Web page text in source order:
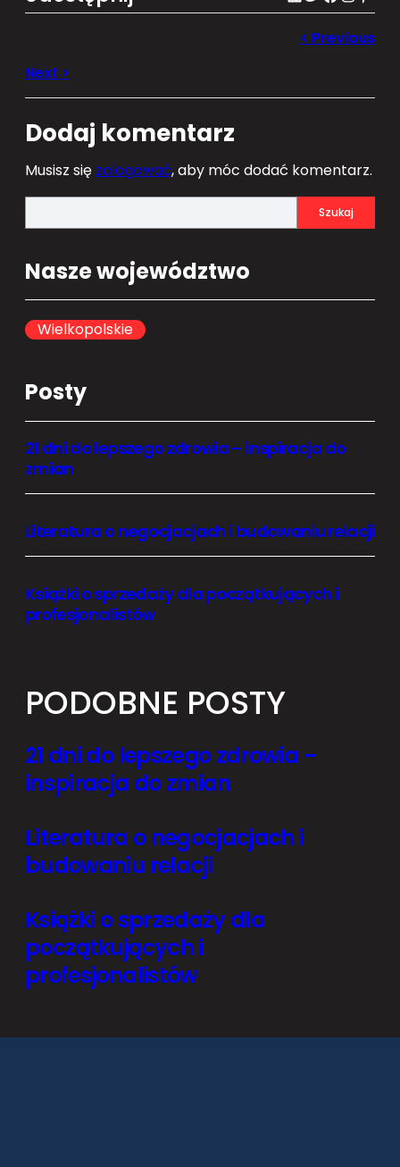
Dodaj komentarz
Musisz się zalogować, aby móc dodać komentarz.
e
r
c
h
Szukaj
Nasze województwo
Wielkopolskie
Posty
21 dni do lepszego zdrowia – inspiracja do
zmian
Literatura o negocjacjach i budowaniu relacji
Książki o sprzedaży dla początkujących i
profesjonalistów
PODOBNE POSTY
21 dni do lepszego zdrowia –
inspiracja do zmian
Literatura o negocjacjach i
budowaniu relacji
Książki o sprzedaży dla
początkujących i
profesjonalistów